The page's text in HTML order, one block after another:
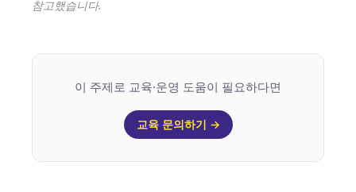
참고했습니다.
이 주제로 교육·운영 도움이 필요하다면
교육 문의하기 →